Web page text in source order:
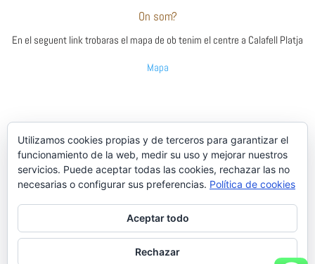
On som?
En el seguent link trobaras el mapa de ob tenim el centre a Calafell Platja
Mapa
El nostre contacte
Silvia
silvia@quirowork.cat
610 22 17 39
Utilizamos cookies propias y de terceros para garantizar el
funcionamiento de la web, medir su uso y mejorar nuestros
servicios. Puede aceptar todas las cookies, rechazar las no
necesarias o configurar sus preferencias. Política de cookies
Aceptar todo
Rechazar